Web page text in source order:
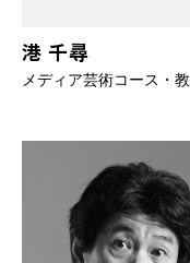
港 千尋
メディア芸術コース・